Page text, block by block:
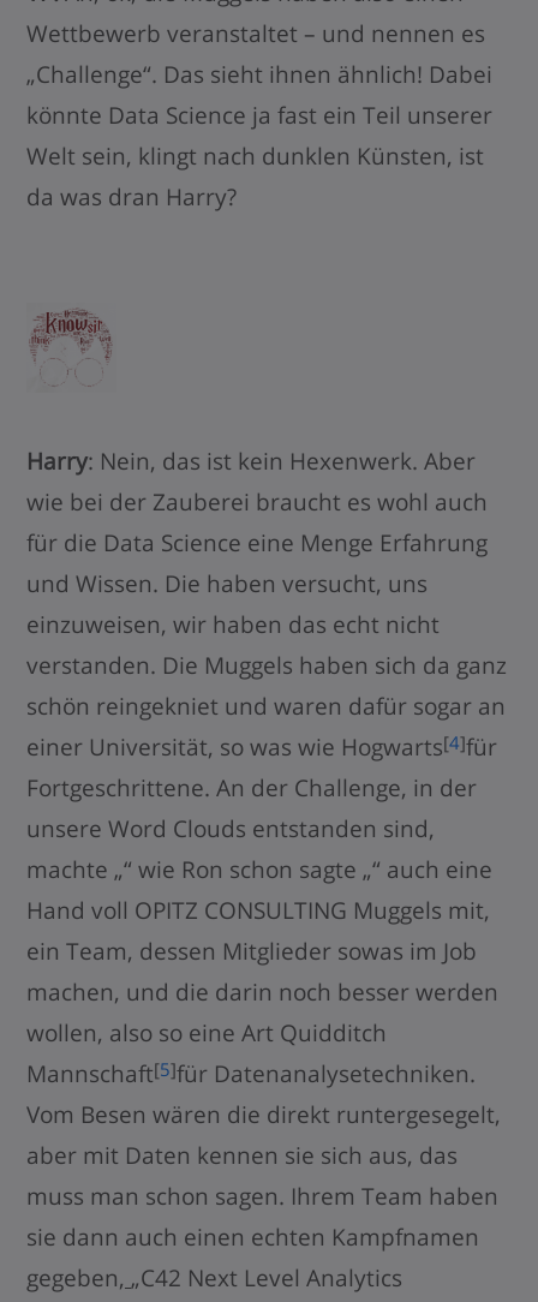
Wettbewerb veranstaltet – und nennen es
„Challenge“. Das sieht ihnen ähnlich! Dabei
könnte Data Science ja fast ein Teil unserer
Welt sein, klingt nach dunklen Künsten, ist
da was dran Harry?
Harry: Nein, das ist kein Hexenwerk. Aber
wie bei der Zauberei braucht es wohl auch
für die Data Science eine Menge Erfahrung
und Wissen. Die haben versucht, uns
einzuweisen, wir haben das echt nicht
verstanden. Die Muggels haben sich da ganz
schön reingekniet und waren dafür sogar an
einer Universität, so was wie Hogwarts[4]für
Fortgeschrittene. An der Challenge, in der
unsere Word Clouds entstanden sind,
machte „“ wie Ron schon sagte „“ auch eine
Hand voll OPITZ CONSULTING Muggels mit,
ein Team, dessen Mitglieder sowas im Job
machen, und die darin noch besser werden
wollen, also so eine Art Quidditch
Mannschaft[5]für Datenanalysetechniken.
Vom Besen wären die direkt runtergesegelt,
aber mit Daten kennen sie sich aus, das
muss man schon sagen. Ihrem Team haben
sie dann auch einen echten Kampfnamen
gegeben, „C42 Next Level Analytics